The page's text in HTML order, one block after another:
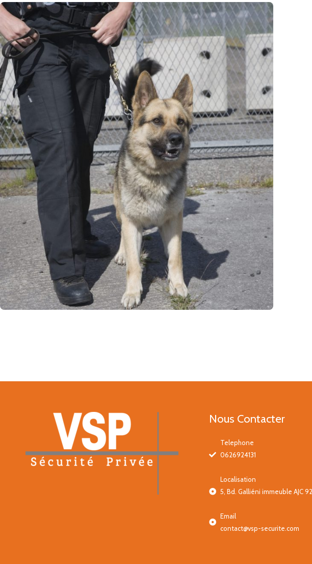
Nous Contacter
Telephone
0626924131
Localisation
5, Bd. Galliéni immeuble AJC
Email
contact@vsp-securite.com